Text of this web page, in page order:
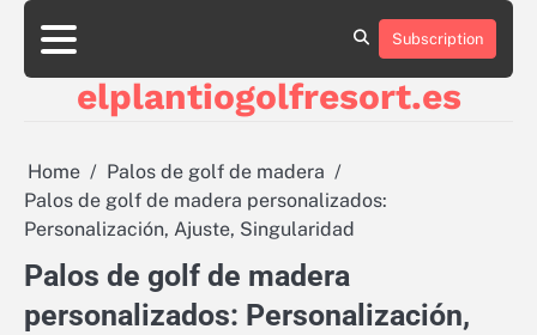
Skip
content
About
Contact
Cookie
Privacy
Sitemap
Terms
Conditions
Subscription
elplantiogolfresort.es
Home
Palos de golf de madera
Palos de golf de madera personalizados:
Personalización, Ajuste, Singularidad
Palos de golf de madera
personalizados: Personalización,